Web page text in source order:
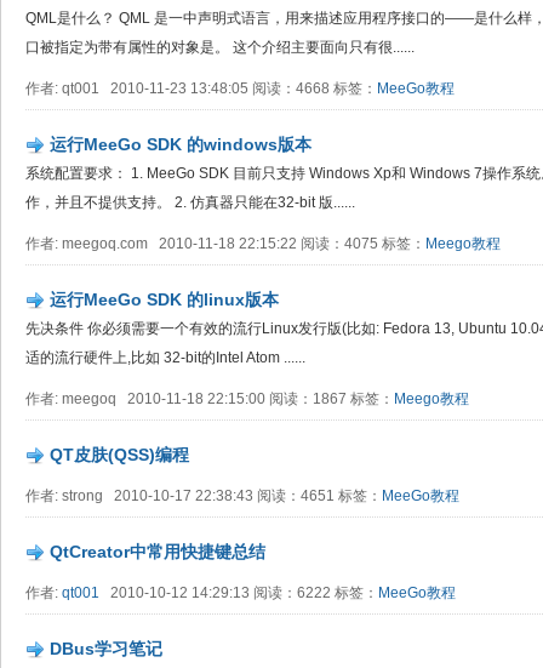
QML是什么？ QML 是一中声明式语言，用来描述应用程序接口的――是什么样
口被指定为带有属性的对象是。 这个介绍主要面向只有很......
作者: qt001 2010-11-23 13:48:05 阅读：4668 标签： MeeGo教程
运行MeeGo SDK 的windows版本
系统配置要求： 1. MeeGo SDK 目前只支持 Windows Xp和 Windows 7操作系
作，并且不提供支持。 2. 仿真器只能在32-bit 版......
作者: meegoq.com 2010-11-18 22:15:22 阅读：4075 标签： Meego教程
运行MeeGo SDK 的linux版本
先决条件 你必须需要一个有效的流行Linux发行版(比如: Fedora 13, Ubuntu
适的流行硬件上,比如 32-bit的Intel Atom ......
作者: meegoq 2010-11-18 22:15:00 阅读：1867 标签： Meego教程
QT皮肤(QSS)编程
作者: strong 2010-10-17 22:38:43 阅读：4651 标签： MeeGo教程
QtCreator中常用快捷键总结
作者: qt001 2010-10-12 14:29:13 阅读：6222 标签： MeeGo教程
DBus学习笔记